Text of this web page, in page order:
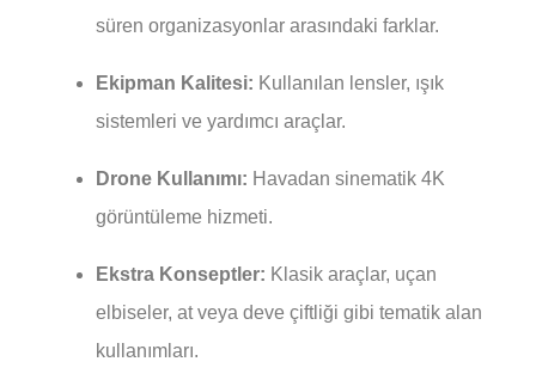
süren organizasyonlar arasındaki farklar.
Ekipman Kalitesi: Kullanılan lensler, ışık
sistemleri ve yardımcı araçlar.
Drone Kullanımı: Havadan sinematik 4K
görüntüleme hizmeti.
Ekstra Konseptler: Klasik araçlar, uçan
elbiseler, at veya deve çiftliği gibi tematik alan
kullanımları.